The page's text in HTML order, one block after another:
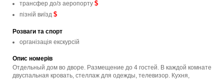
трансфер до/з аеропорту $
пізній виїзд $
Розваги та спорт
організація екскурсій
Опис номерів
Отдельный дом во дворе. Размещение до 4 гостей. В каждой комнате
двуспальная кровать, стеллаж для одежды, телевизор. Кухня,